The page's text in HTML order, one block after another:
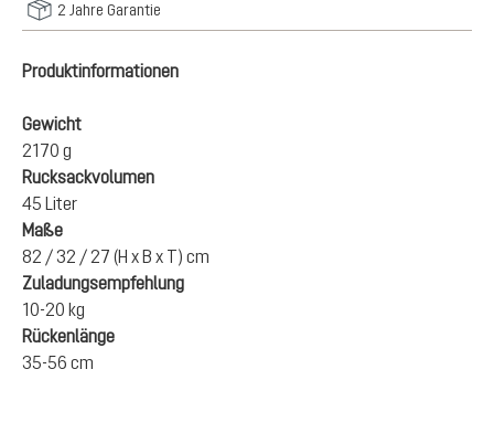
2 Jahre Garantie
Produktinformationen
Gewicht
2170 g
Rucksackvolumen
45 Liter
Maße
82 / 32 / 27 (H x B x T) cm
Zuladungsempfehlung
10-20 kg
Rückenlänge
35-56 cm